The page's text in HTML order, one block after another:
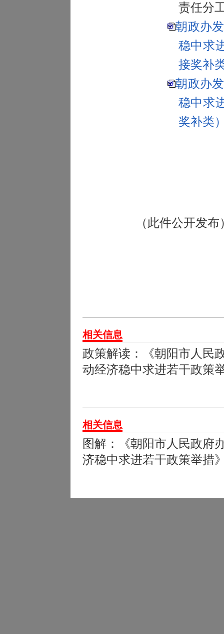
责任分
朝政办
稳中求
接奖补
朝政办
稳中求
奖补类
（此件公开发布
相关信息
政策解读：《朝阳市人民
动经济稳中求进若干政策
相关信息
图解：《朝阳市人民政府
济稳中求进若干政策举措